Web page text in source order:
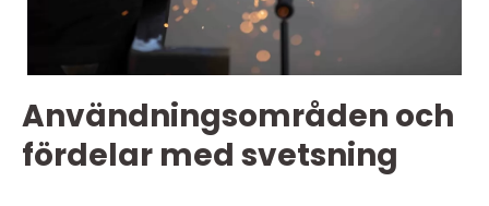
Användningsområden och
fördelar med svetsning